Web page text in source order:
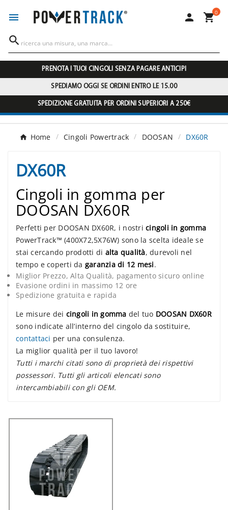
  0

PRENOTA I TUOI CINGOLI SENZA PAGARE ANTICIPI
SPEDIAMO OGGI SE ORDINI ENTRO LE 15.00
SPEDIZIONE GRATUITA PER ORDINI SUPERIORI A 250€
Home Cingoli Powertrack DOOSAN DX60R
DX60R
Cingoli in gomma per
DOOSAN DX60R
Perfetti per DOOSAN DX60R, i nostri cingoli in gomma
PowerTrack™ (400X72,5X76W) sono la scelta ideale se
stai cercando prodotti di alta qualità, durevoli nel
tempo e coperti da garanzia di 12 mesi.
Miglior Prezzo, Alta Qualità, pagamento sicuro online
Evasione ordini in massimo 12 ore
Spedizione gratuita e rapida
Le misure dei cingoli in gomma del tuo DOOSAN DX60R
sono indicate all’interno del cingolo da sostituire,
contattaci per una consulenza.
La miglior qualità per il tuo lavoro!
Tutti i marchi citati sono di proprietà dei rispettivi
possessori. Tutti gli articoli elencati sono
intercambiabili con gli OEM.